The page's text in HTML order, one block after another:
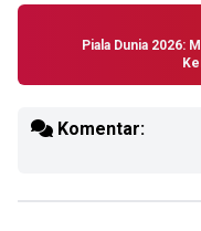
Piala Dunia 2026:
Komentar: